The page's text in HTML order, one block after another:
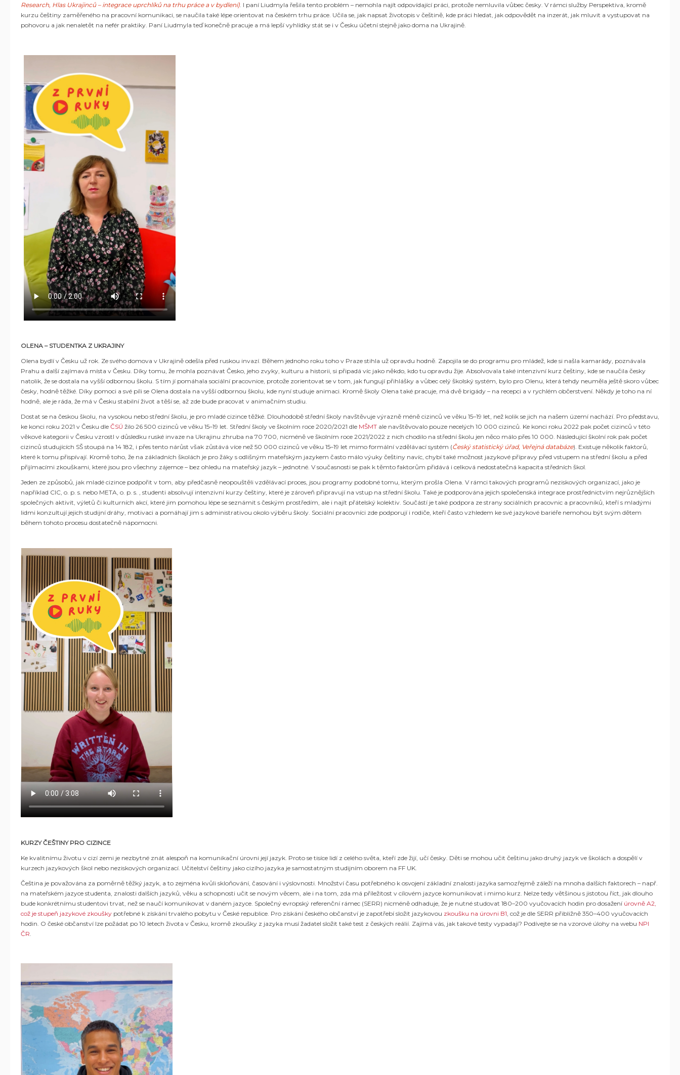
Research, Hlas Ukrajinců – integrace uprchlíků na trhu práce a v bydlení) . I paní Liudmyla řešila tento problém – nemohla najít odpovídající práci, protože nemluvila vůbec česky. V rámci služby Perspektiva, kromě
kurzu češtiny zaměřeného na pracovní komunikaci, se naučila také lépe orientovat na českém trhu práce. Učila se, jak napsat životopis v češtině, kde práci hledat, jak odpovědět na inzerát, jak mluvit a vystupovat na
pohovoru a jak nenaletět na nefér praktiky. Paní Liudmyla teď konečně pracuje a má lepší vyhlídky stát se i v Česku účetní stejně jako doma na Ukrajině.
OLENA – STUDENTKA Z UKRAJINY
Olena bydlí v Česku už rok. Ze svého domova v Ukrajině odešla před ruskou invazí. Během jednoho roku toho v Praze stihla už opravdu hodně. Zapojila se do programu pro mládež, kde si našla kamarády, poznávala
Prahu a další zajímavá místa v Česku. Díky tomu, že mohla poznávat Česko, jeho zvyky, kulturu a historii, si připadá víc jako někdo, kdo tu opravdu žije. Absolvovala také intenzivní kurz češtiny, kde se naučila česky
natolik, že se dostala na vyšší odbornou školu. S tím jí pomáhala sociální pracovnice, protože zorientovat se v tom, jak fungují přihlášky a vůbec celý školský systém, bylo pro Olenu, která tehdy neuměla ještě skoro vůbec
česky, hodně těžké. Díky pomoci a své píli se Olena dostala na vyšší odbornou školu, kde nyní studuje animaci. Kromě školy Olena také pracuje, má dvě brigády – na recepci a v rychlém občerstvení. Někdy je toho na ní
hodně, ale je ráda, že má v Česku stabilní život a těší se, až zde bude pracovat v animačním studiu.
Dostat se na českou školu, na vysokou nebo střední školu, je pro mladé cizince těžké. Dlouhodobě střední školy navštěvuje výrazně méně cizinců ve věku 15–19 let, než kolik se jich na našem území nachází. Pro představu,
ke konci roku 2021 v Česku dle ČSÚ žilo 26 500 cizinců ve věku 15–19 let. Střední školy ve školním roce 2020/2021 dle MŠMT ale navštěvovalo pouze necelých 10 000 cizinců. Ke konci roku 2022 pak počet cizinců v této
věkové kategorii v Česku vzrostl v důsledku ruské invaze na Ukrajinu zhruba na 70 700, nicméně ve školním roce 2021/2022 z nich chodilo na střední školu jen něco málo přes 10 000. Následující školní rok pak počet
cizinců studujících SŠ stoupá na 14 182, i přes tento nárůst však zůstává více než 50 000 cizinců ve věku 15–19 let mimo formální vzdělávací systém (Český statistický úřad, Veřejná databáze). Existuje několik faktorů,
které k tomu přispívají. Kromě toho, že na základních školách je pro žáky s odlišným mateřským jazykem často málo výuky češtiny navíc, chybí také možnost jazykové přípravy před vstupem na střední školu a před
přijímacími zkouškami, které jsou pro všechny zájemce – bez ohledu na mateřský jazyk – jednotné. V současnosti se pak k těmto faktorům přidává i celková nedostatečná kapacita středních škol.
Jeden ze způsobů, jak mladé cizince podpořit v tom, aby předčasně neopouštěli vzdělávací proces, jsou programy podobné tomu, kterým prošla Olena. V rámci takových programů neziskových organizací, jako je
například CIC, o. p. s. nebo META, o. p. s. , studenti absolvují intenzivní kurzy češtiny, které je zároveň připravují na vstup na střední školu. Také je podporována jejich společenská integrace prostřednictvím nejrůznějších
společných aktivit, výletů či kulturních akcí, které jim pomohou lépe se seznámit s českým prostředím, ale i najít přátelský kolektiv. Součástí je také podpora ze strany sociálních pracovnic a pracovníků, kteří s mladými
lidmi konzultují jejich studijní dráhy, motivaci a pomáhají jim s administrativou okolo výběru školy. Sociální pracovníci zde podporují i rodiče, kteří často vzhledem ke své jazykové bariéře nemohou být svým dětem
během tohoto procesu dostatečně nápomocni.
KURZY ČEŠTINY PRO CIZINCE
Ke kvalitnímu životu v cizí zemi je nezbytné znát alespoň na komunikační úrovni její jazyk. Proto se tisíce lidí z celého světa, kteří zde žijí, učí česky. Děti se mohou učit češtinu jako druhý jazyk ve školách a dospělí v
kurzech jazykových škol nebo neziskových organizací. Učitelství češtiny jako cizího jazyka je samostatným studijním oborem na FF UK.
Čeština je považována za poměrně těžký jazyk, a to zejména kvůli skloňování, časování i výslovnosti. Množství času potřebného k osvojení základní znalosti jazyka samozřejmě záleží na mnoha dalších faktorech – např.
na mateřském jazyce studenta, znalosti dalších jazyků, věku a schopnosti učit se novým věcem, ale i na tom, zda má příležitost v cílovém jazyce komunikovat i mimo kurz. Nelze tedy většinou s jistotou říct, jak dlouho
bude konkrétnímu studentovi trvat, než se naučí komunikovat v daném jazyce. Společný evropský referenční rámec (SERR) nicméně odhaduje, že je nutné studovat 180–200 vyučovacích hodin pro dosažení úrovně A2,
což je stupeň jazykové zkoušky potřebné k získání trvalého pobytu v České republice. Pro získání českého občanství je zapotřebí složit jazykovou zkoušku na úrovni B1, což je dle SERR přibližně 350–400 vyučovacích
hodin. O české občanství lze požádat po 10 letech života v Česku, kromě zkoušky z jazyka musí žadatel složit také test z českých reálií. Zajímá vás, jak takové testy vypadají? Podívejte se na vzorové úlohy na webu NPI
ČR.